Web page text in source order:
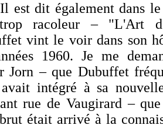
dit également dans le
racoleur – "L'Art
vint le voir dans son
1960. Je me
Jorn – que Dubuffet
intégré à sa
rue de Vaugirard –
était arrivé à la